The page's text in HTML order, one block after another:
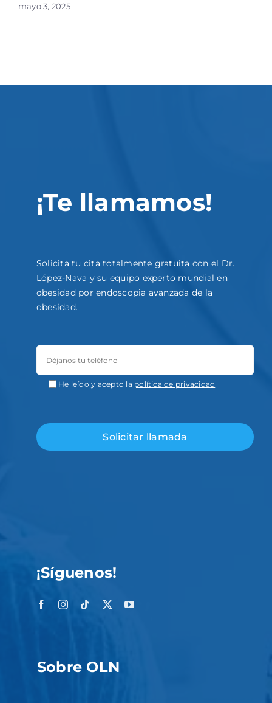
mayo 3, 2025
¡Te llamamos!
Solicita tu cita totalmente gratuita con el Dr.
López-Nava y su equipo experto mundial en
obesidad por endoscopia avanzada de la
obesidad.
He leído y acepto la política de privacidad
¡Síguenos!
Sobre OLN